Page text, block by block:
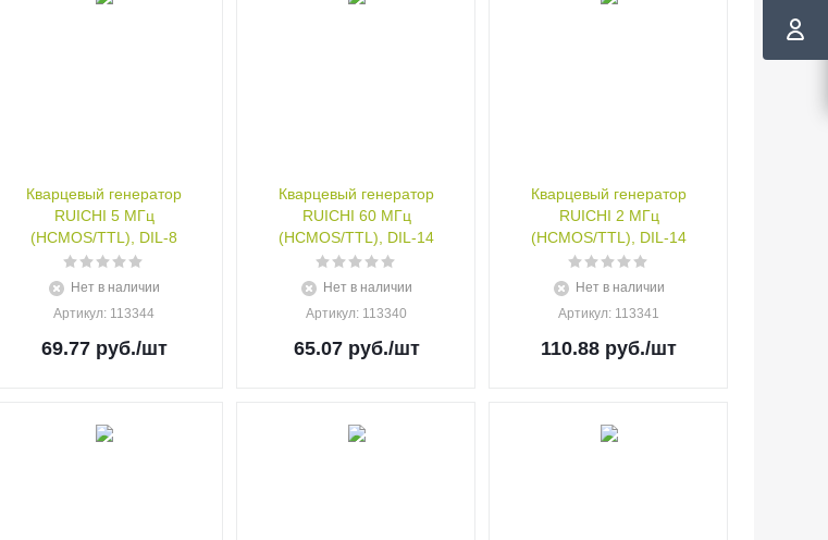
Кварцевый генератор
RUICHI 5 МГц
(HCMOS/TTL), DIL-8
Нет в наличии
Артикул: 113344
69.77руб./шт
Кварцевый генератор
RUICHI 60 МГц
(HCMOS/TTL), DIL-14
Нет в наличии
Артикул: 113340
65.07руб./шт
Кварцевый генератор
RUICHI 2 МГц
(HCMOS/TTL), DIL-14
Нет в наличии
Артикул: 113341
110.88 руб./шт